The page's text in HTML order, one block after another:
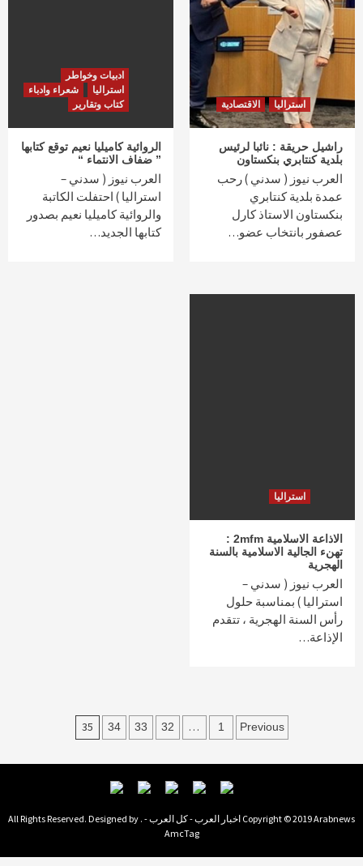
استراليا الاقتصادية
راشيل حريقة : نائبا لرئيس
بلدية كنتابري بنكستاون
العرب نيوز ( سدني ) رحب
عمدة بلدية كنتابري
بنكستاون الاستاذ كارل
عصفور بانتخاب عضو…
ادبيات وخواطر
استراليا
شعراء وادباء
كتاب وتقارير
الروائية كاميليا نعيم توقع كتابها
” ضفاف الانتماء “
العرب نيوز ( سدني –
استراليا ) احتفلت الكاتبة
والروائية كاميليا نعيم بصدور
كتابها الجديد…
استراليا
الاذاعة الاسلامية 2mfm :
تهنء الجالية الاسلامية بالسنة
الهجرية
العرب نيوز ( سدني –
استراليا ) بمناسبة حلول
رأس السنة الهجرية ، تتقدم
الإذاعة…
Posts
Previous
1
…
32
33
34
35
Copyright © 2019 Arabnews اخبار العرب - كل العرب - . All Rights Reserved. Designed by
AmcTag